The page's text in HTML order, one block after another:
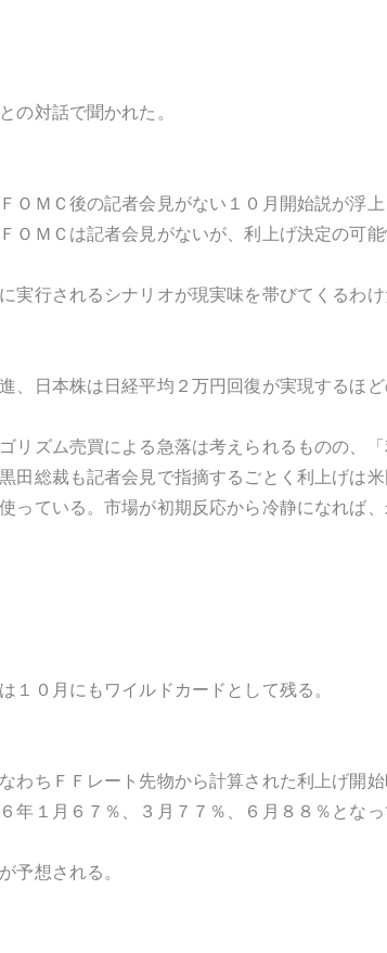
の対話で聞かれた。
ＯＭＣ後の記者会見がない１０月開始説が浮
ＯＭＣは記者会見がないが、利上げ決定の可能
実行されるシナリオが現実味を帯びてくるわけ
、日本株は日経平均２万円回復が実現するほど
リズム売買による急落は考えられるものの、
田総裁も記者会見で指摘するごとく利上げは
っている。市場が初期反応から冷静になれば
１０月にもワイルドカードとして残る。
わちＦＦレート先物から計算された利上げ開
年１月６７％、３月７７％、６月８８％となっ
予想される。